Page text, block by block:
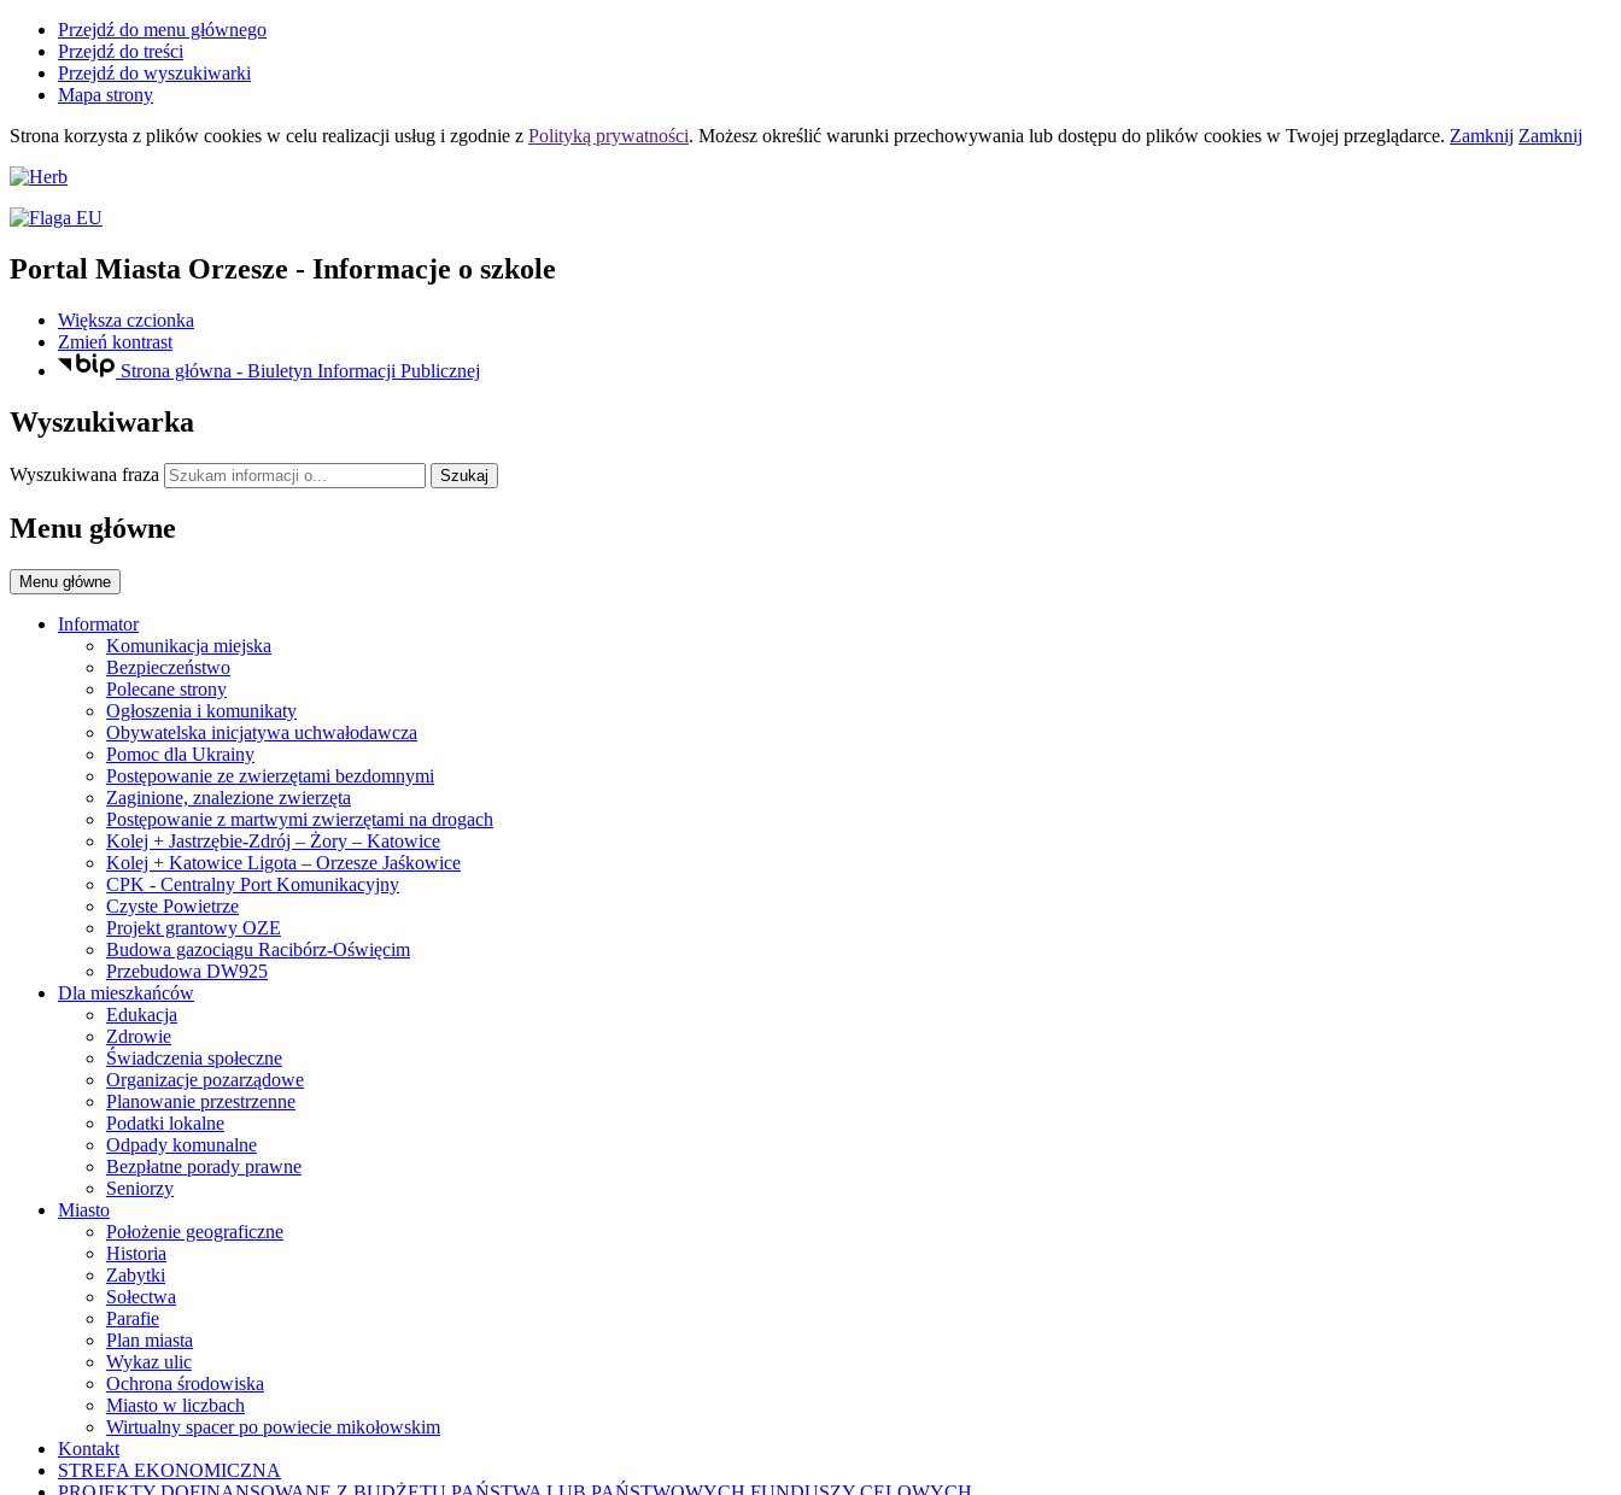
Przejdź do menu głównego
Przejdź do treści
Przejdź do wyszukiwarki
Mapa strony
Strona korzysta z plików cookies w celu realizacji usług i zgodnie z Polityką prywatności. Możesz określić warunki przechowywania lub dostępu do plików cookies w Twojej przeglądarce. Zamknij Zamknij
Portal Miasta Orzesze - Informacje o szkole
Większa czcionka
Zmień kontrast
Strona główna - Biuletyn Informacji Publicznej
Wyszukiwarka
Wyszukiwana fraza Szukaj
Menu główne
Menu główne
Informator
Komunikacja miejska
Bezpieczeństwo
Polecane strony
Ogłoszenia i komunikaty
Obywatelska inicjatywa uchwałodawcza
Pomoc dla Ukrainy
Postępowanie ze zwierzętami bezdomnymi
Zaginione, znalezione zwierzęta
Postępowanie z martwymi zwierzętami na drogach
Kolej + Jastrzębie-Zdrój – Żory – Katowice
Kolej + Katowice Ligota – Orzesze Jaśkowice
CPK - Centralny Port Komunikacyjny
Czyste Powietrze
Projekt grantowy OZE
Budowa gazociągu Racibórz-Oświęcim
Przebudowa DW925
Dla mieszkańców
Edukacja
Zdrowie
Świadczenia społeczne
Organizacje pozarządowe
Planowanie przestrzenne
Podatki lokalne
Odpady komunalne
Bezpłatne porady prawne
Seniorzy
Miasto
Położenie geograficzne
Historia
Zabytki
Sołectwa
Parafie
Plan miasta
Wykaz ulic
Ochrona środowiska
Miasto w liczbach
Wirtualny spacer po powiecie mikołowskim
Kontakt
STREFA EKONOMICZNA